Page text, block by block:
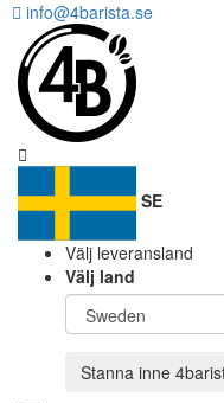
info@4barista.se
SE
Välj leveransland
Välj land
Stanna inne